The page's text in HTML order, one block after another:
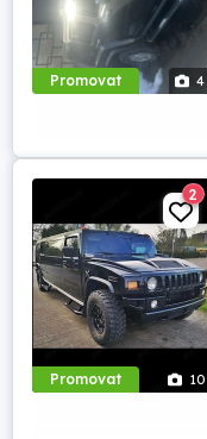
Promovat 4
Promovat 10
2